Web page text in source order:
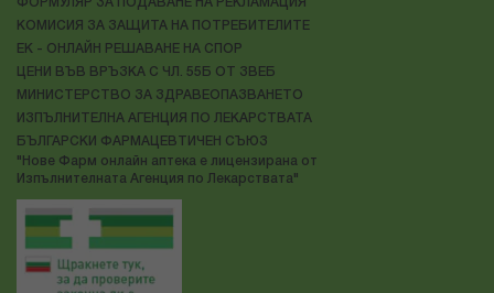
ФОРМУЛЯР ЗА ПОДАВАНЕ НА РЕКЛАМАЦИЯ
КОМИСИЯ ЗА ЗАЩИТА НА ПОТРЕБИТЕЛИТЕ
ЕК - ОНЛАЙН РЕШАВАНЕ НА СПОР
ЦЕНИ ВЪВ ВРЪЗКА С ЧЛ. 55Б ОТ ЗВЕБ
МИНИСТЕРСТВО ЗА ЗДРАВЕОПАЗВАНЕТО
ИЗПЪЛНИТЕЛНА АГЕНЦИЯ ПО ЛЕКАРСТВАТА
БЪЛГАРСКИ ФАРМАЦЕВТИЧЕН СЪЮЗ
"Нове Фарм онлайн аптека е лицензирана от
Изпълнителната Агенция по Лекарствата"